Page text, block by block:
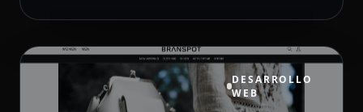
DESARROLLO
WEB